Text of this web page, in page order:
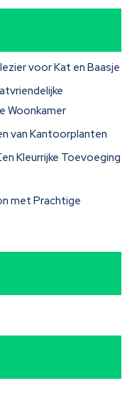
voor Kat en Baasje
Woonkamer
van Kantoorplanten
Kleurrijke Toevoeging
met Prachtige